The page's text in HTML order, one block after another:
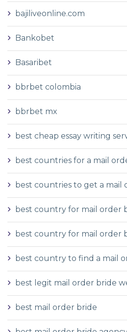
bajiliveonline.com
Bankobet
Basaribet
bbrbet colombia
bbrbet mx
best cheap essay writing
best countries for a mail
best countries to get a mail
best country for mail order
best country for mail order
best country to find a mail
best legit mail order bride
best mail order bride